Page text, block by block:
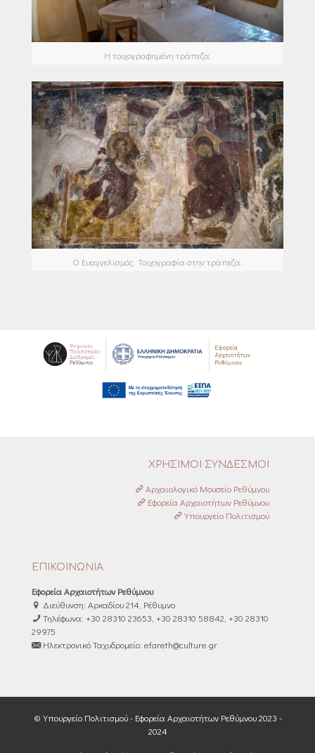
Η τοιχογραφημένη τράπεζα.
Ο Ευαγγελισμός. Τοιχογραφία στην τράπεζα.
ΧΡΗΣΙΜΟΙ ΣΥΝΔΕΣΜΟΙ
Αρχαιολογικό Μουσείο Ρεθύμνου
Εφορεία Αρχαιοτήτων Ρεθύμνου
Υπουργείο Πολιτισμού
ΕΠΙΚΟΙΝΩΝΙΑ
Εφορεία Αρχαιοτήτων Ρεθύμνου
Διεύθυνση: Αρκαδίου 214, Ρέθυμνο
Τηλέφωνα: +30 28310 23653, +30 28310 58842, +30 28310
29975
Ηλεκτρονικό Ταχυδρομείο: efareth@culture.gr
© Υπουργείο Πολιτισμού - Εφορεία Αρχαιοτήτων Ρεθύμνου 2023 -
2024